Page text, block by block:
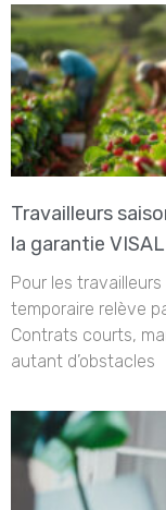
Travailleurs
la garantie
Pour les
temporaire relève
Contrats courts,
autant d’obstacles